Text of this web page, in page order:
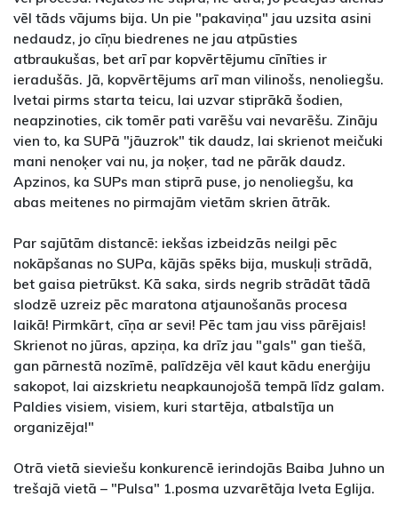
vēl tāds vājums bija. Un pie "pakaviņa" jau uzsita asini
nedaudz, jo cīņu biedrenes ne jau atpūsties
atbraukušas, bet arī par kopvērtējumu cīnīties ir
ieradušās. Jā, kopvērtējums arī man vilinošs, nenoliegšu.
Ivetai pirms starta teicu, lai uzvar stiprākā šodien,
neapzinoties, cik tomēr pati varēšu vai nevarēšu. Zināju
vien to, ka SUPā "jāuzrok" tik daudz, lai skrienot meičuki
mani nenoķer vai nu, ja noķer, tad ne pārāk daudz.
Apzinos, ka SUPs man stiprā puse, jo nenoliegšu, ka
abas meitenes no pirmajām vietām skrien ātrāk.
Par sajūtām distancē: iekšas izbeidzās neilgi pēc
nokāpšanas no SUPa, kājās spēks bija, muskuļi strādā,
bet gaisa pietrūkst. Kā saka, sirds negrib strādāt tādā
slodzē uzreiz pēc maratona atjaunošanās procesa
laikā! Pirmkārt, cīņa ar sevi! Pēc tam jau viss pārējais!
Skrienot no jūras, apziņa, ka drīz jau "gals" gan tiešā,
gan pārnestā nozīmē, palīdzēja vēl kaut kādu enerģiju
sakopot, lai aizskrietu neapkaunojošā tempā līdz galam.
Paldies visiem, visiem, kuri startēja, atbalstīja un
organizēja!"
Otrā vietā sieviešu konkurencē ierindojās Baiba Juhno un
trešajā vietā – "Pulsa" 1.posma uzvarētāja Iveta Eglija.